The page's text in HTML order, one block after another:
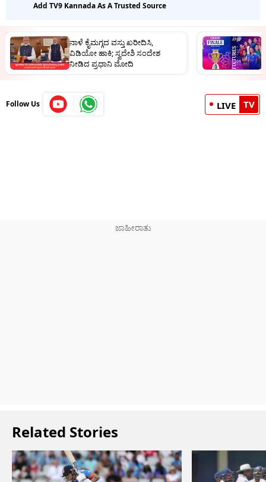
Add TV9 Kannada As A Trusted Source
ನಾಳೆ ಕೈಮಗ್ಗದ ವಸ್ತು ಖರೀದಿಸಿ,
ವಿಡಿಯೋ ಹಾಕಿ; ಸ್ವದೇಶಿ ಸಂದೇಶ
ನೀಡಿದ ಪ್ರಧಾನಿ ಮೋದಿ
Follow Us LIVE TV
Related Stories